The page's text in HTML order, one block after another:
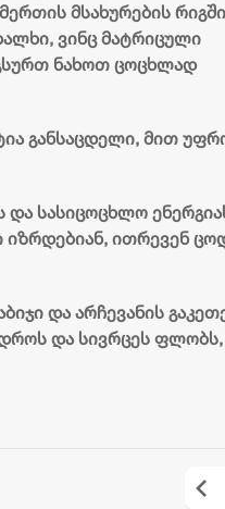
მსახურების რიგში
ვინც მატრიცული
ნახოთ ცოცხლად
განსაცდელი, მით
და სასიცოცხლო
იზრდებიან, ითრევენ
და არჩევანის
დროს და სივრცეს